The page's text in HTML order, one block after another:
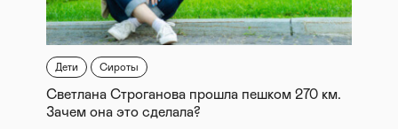
Дети Сироты
Светлана Строганова прошла пешком 270 км.
Зачем она это сделала?